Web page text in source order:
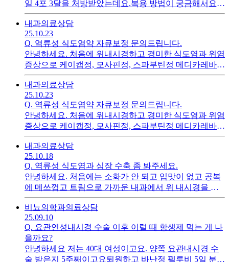
ㅜ그런데요. 결석이 저류되고 밤에 농축되면 잘 생긴다
고 해서요.가급적 자는 시간 빼고 물을 마시는 시간이 길
어야지 좋은가요?중간에 깨어나서 한 두잔이라도 먹어
서 농축되지 않게 하는 게 좋은가요?이번에 유로시트라
씨산이라도 일일 4번 물에 타먹는 구연산을 처방받고 먹
고 있는데요.취침전에 200밀리는 마시고 자야하더라고
요.ㅜㅜ 그래서 지금까지 취침전 물 마시지 않는 습관을
아예 지킬 수가 없겠더라고요.그냥 자다가 중간에 깨면
물을 한 두잔이라도 마셔서 24시간 내내 꾸준히 마시는
게 좋은가요? 신장도 밤에는 쉬어야 한다고 알고 있는데
요. 물을 마시는 게 오히려 안 좋은가요?
일 4포 3달을 처방받았는데요.복용 방법이 궁금해서요.
(저는 수신증이 있고 cr은 정상입니다.)찬물 200ml 정도
에 타봤는데요. 잘 녹지를 않더라고요. 좀 따뜻하고 뜨거
운 물에 타먹어도 되나요?그리고 마지막 한 포는 취침 전
이라고 나오는데요.제가 평소에 야간뇨가 있어서 취침
전 3~4시간 전에 물을 마지막으로 마시는 편인데요.취침
전에 마셔야지 효과가 좋은 걸까요?아니면 지금처럼 4시
간 전에 마지막으로 먹어도 될까요?그런데 또 그러면 저
녁 식후와 취침전 복용이 너무 텀이 가까운 것 같긴 하네
요.그렇다고 하루에 임의적으로 3포만 먹는 건 또 안 좋
겠죠?
내과의료상담
25.10.23
Q. 역류성 식도염약 자큐보정 문의드립니다.
안녕하세요. 처음에 위내시경하고 경미한 식도염과 위염
증상으로 케이캡정, 모사핀정, 스파부틴정 메디카레바시
드정 등등 ppi와 위장운동촉진제 보호제 약을 3주 가량
먹었는데요.3주 정도 약을 먹으니 기능성 위장장애 같다
고 신경과를 권유받았습니다.그러고나서, 심장 두근거림
으로 심장내과에서 심전도 검사 등등을 받고 조금의 심
장리듬의 불규칙으로 헤르벤정을 2주가량 먹었고요. 심
장내과에서 위장 장애를 물으시더니 안 그래도 지금 트
림 잦아서 불편하다고 말씀드렸는데요.자큐보정과 헤르
벤정을 한달을 처방해주시더라고요. 그 전에 3주가량 ppi
먹었다고 하고 2주 분만 처방받아왔습니다.역류성 식도
염약을 누구는 한달 이상 복용해도 된다고 하고, 누구는
오래 먹으면 좋지 않다고 하네요.지금 제 증상은 처음의
메쓰꺼움 약간의 속쓰림 다 좋아졌고요.잦은 트림과 목
졸임? 느낌 정도 있습니다.궁금한 점이, 자큐보정만 처방
받았는데요. 위장운동조절제, 보호제 약은 같이 안 먹어
도 상관 없을까요?2주분 처방받은 자큐보정 먹어보는 게
나을까요?트림 증상을 그냥 방치하면 안 좋은지 궁금합
니다..
내과의료상담
25.10.23
Q. 역류성 식도염약 자큐보정 문의드립니다.
안녕하세요. 처음에 위내시경하고 경미한 식도염과 위염
증상으로 케이캡정, 모사핀정, 스파부틴정 메디카레바시
드정 등등 ppi와 위장운동촉진제 보호제 약을 3주 가량
먹었는데요.3주 정도 약을 먹으니 기능성 위장장애 같다
고 신경과를 권유받았습니다.그러고나서, 심장 두근거림
으로 심장내과에서 심전도 검사 등등을 받고 조금의 심
장리듬의 불규칙으로 헤르벤정을 2주가량 먹었고요. 심
장내과에서 위장 장애를 물으시더니 안 그래도 지금 트
림 잦아서 불편하다고 말씀드렸는데요.자큐보정과 헤르
벤정을 한달을 처방해주시더라고요. 그 전에 3주가량 ppi
먹었다고 하고 2주 분만 처방받아왔습니다.역류성 식도
염약을 누구는 한달 이상 복용해도 된다고 하고, 누구는
오래 먹으면 좋지 않다고 하네요.지금 제 증상은 처음의
메쓰꺼움 약간의 속쓰림 다 좋아졌고요.잦은 트림과 목
내과의료상담
25.10.18
Q. 역류성 식도염과 심장 수축 좀 봐주세요.
안녕하세요. 처음에는 소화가 안 되고 입맛이 없고 공복
에 메쓰껍고 트림으로 가까운 내과에서 위 내시경을 해
보았는데요.조금의 역류성 식도염과 약간의 위염이 있다
고 하더라고요.​그래서 케이캡정 중심으로 약을 3주간을
먹었는데요. 메쓰꺼움은 괜찮아졌고 입맛도 돌아오더라
고요.그런데 여전히 트림이 잦았습니다. ​나중에 생각해
보니 처음에 증상이 식은땀도 많이 났었고 몸이 힘들고
저녁때 누우면 심장두근거림으로 자율신경 이상으로 인
비뇨의학과의료상담
25.09.10
Q. 요관연성내시경 수술 이후 이럴 때 항생제 먹는 게 나
을까요?
안녕하세요 저는 40대 여성이고요. 양쪽 요관내시경 수
술 받은지 5주째이고요퇴원하고 바난정 펠루비 5일 분